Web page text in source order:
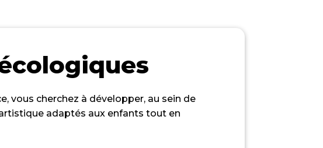
vous cherchez à développer, au sein de
adaptés aux enfants tout en